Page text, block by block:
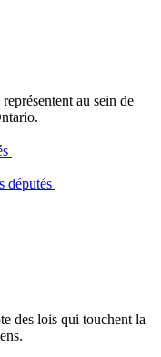
au sein de
députés
des lois qui touchent la